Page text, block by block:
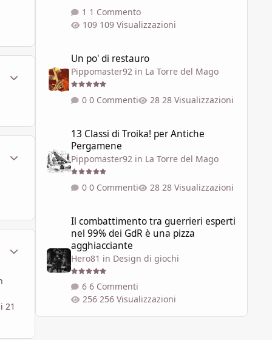
Statistiche Autore
Statistiche Autore
Statistiche Autore
21
1 Commento
109 Visualizzazioni
Un po' di restauro
Pippomaster92in La Torre del Mago
0 Commenti 28 Visualizzazioni
13 Classi di Troika! per Antiche Pergamene
13 Classi di Troika! per Antiche
Pergamene
Pippomaster92in La Torre del Mago
0 Commenti 28 Visualizzazioni
Il combattimento tra guerrieri esperti
nel 99% dei GdR è una pizza
agghiacciante
Hero81 in Design di giochi
6 Commenti
256 Visualizzazioni